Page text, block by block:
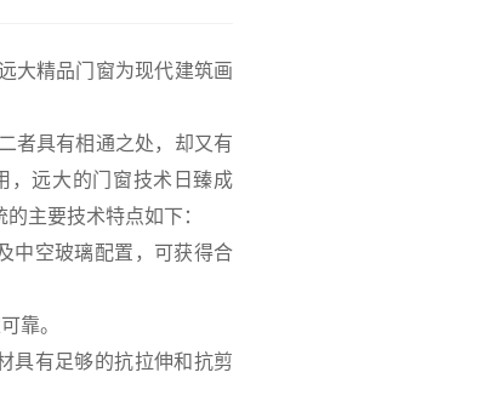
精品门窗为现代建筑画
具有相通之处，却又有
，远大的门窗技术日臻成
主要技术特点如下：
中空玻璃配置，可获得合
靠。
具有足够的抗拉伸和抗剪